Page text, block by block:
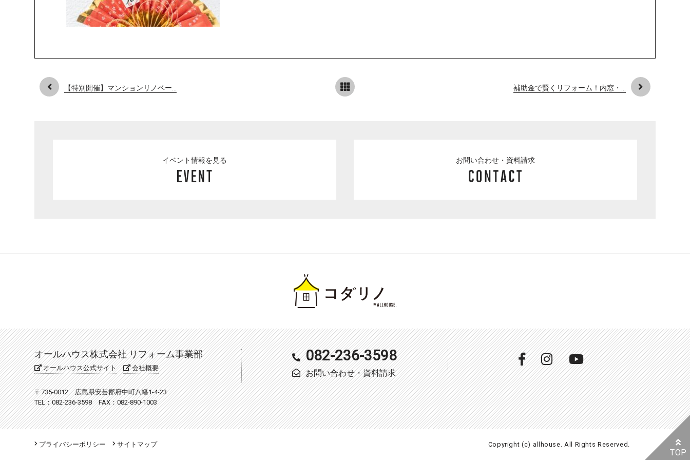
【特別開催】マンションリノベー... 補助金で賢くリフォーム！内窓・...
イベント情報を見る お問い合わせ・資料請求
オールハウス株式会社 リフォーム事業部
オールハウス公式サイト 会社概要
〒735-0012 広島県安芸郡府中町八幡1-4-23
TEL：082-236-3598 FAX：082-890-1003
082-236-3598
お問い合わせ・資料請求
プライバシーポリシー サイトマップ Copyright (c) allhouse. All Rights Reserved.